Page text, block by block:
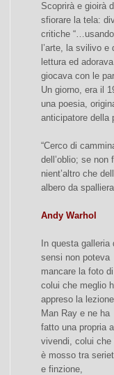
Scoprirà e gioirà
sfiorare la tela:
critiche
l’arte, la svilivo
lettura ed
giocava con le
Un giorno, era il
una poesia,
anticipatore
“Cerco di
dell’oblio; se
nient’altro che
albero da
Andy Warhol
In questa galleria
sensi non poteva
mancare la foto di
colui che meglio
appreso la
Man Ray e ne ha
fatto una propria
vivendi, colui che
è mosso tra
e finzione,